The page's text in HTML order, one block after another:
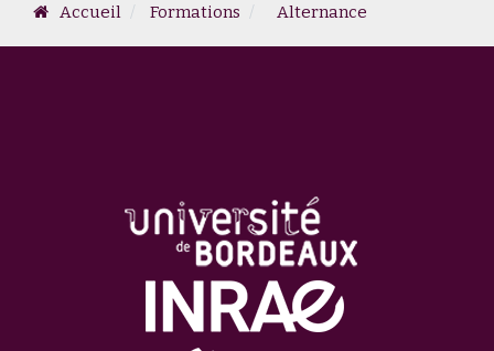
Accueil Formations Alternance